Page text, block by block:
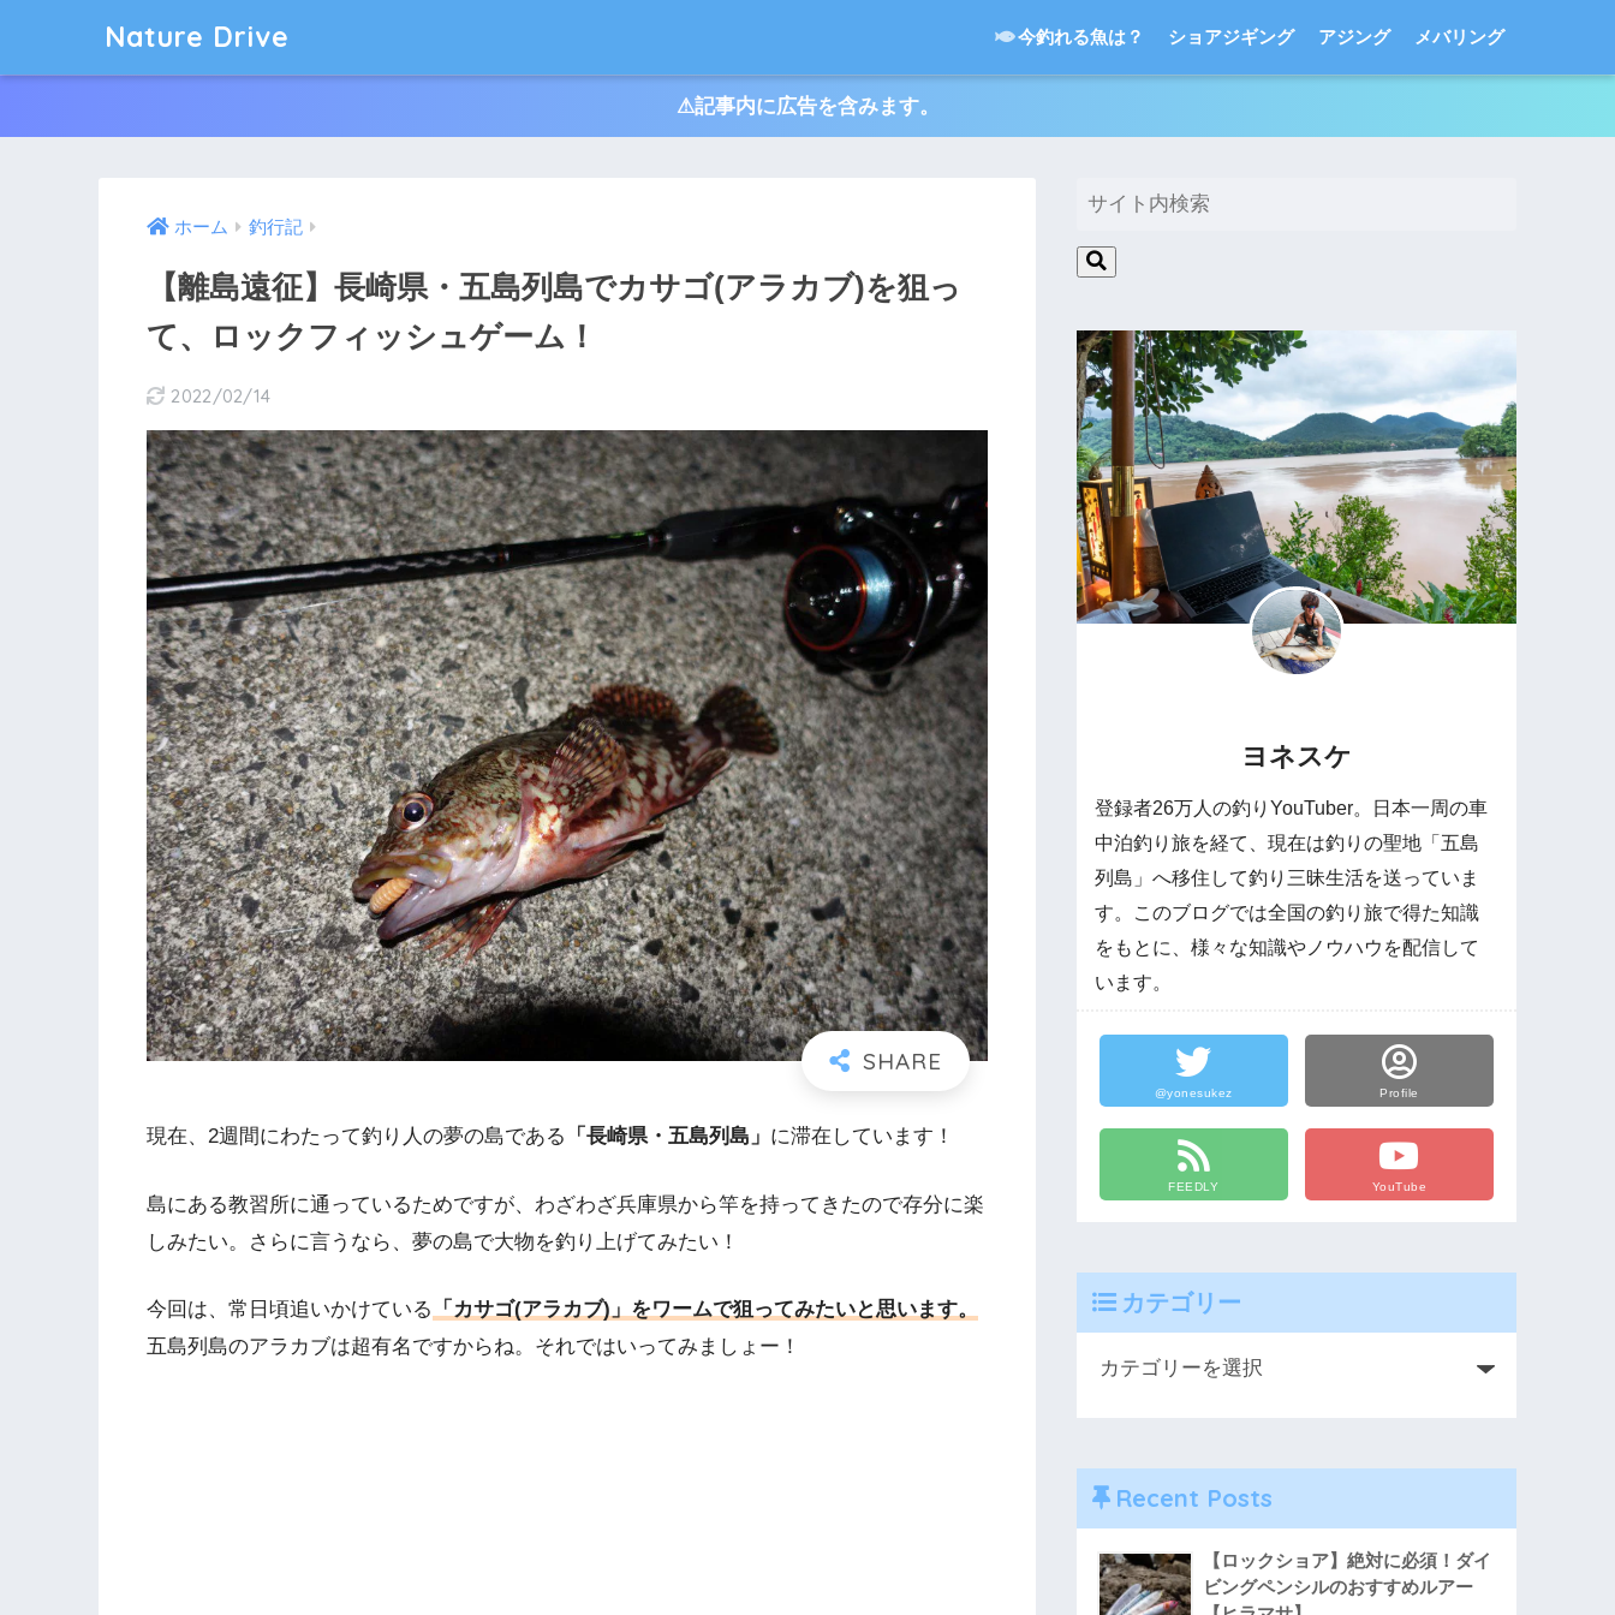
Nature Drive 今釣れる魚は？ ショアジギング アジング メバリング
⚠︎記事内に広告を含みます。
ホーム 釣行記
【離島遠征】長崎県・五島列島でカサゴ(アラカブ)を狙っ
て、ロックフィッシュゲーム！
2022/02/14
現在、2週間にわたって釣り人の夢の島である 「長崎県・五島列島」 に滞在しています！
島にある教習所に通っているためですが、わざわざ兵庫県から竿を持ってきたので存分に楽
しみたい。さらに言うなら、夢の島で大物を釣り上げてみたい！
今回は、常日頃追いかけている
「カサゴ(アラカブ)」をワームで狙ってみたいと思います。
五島列島のアラカブは超有名ですからね。それではいってみましょー！
ヨネスケ
登録者26万人の釣りYouTuber。日本一周の車
中泊釣り旅を経て、現在は釣りの聖地「五島
列島」へ移住して釣り三昧生活を送っていま
す。このブログでは全国の釣り旅で得た知識
をもとに、様々な知識やノウハウを配信して
います。
@yonesukez Profile
FEEDLY YouTube
カテゴリー
Recent Posts
【ロックショア】絶対に必須！ダイ
ビングペンシルのおすすめルアー